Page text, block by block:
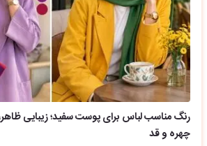
رنگ مناسب لباس برای پوست سفید؛ زیبایی
چهره و قد